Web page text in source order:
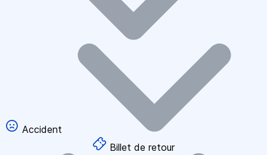
Accident
Billet de retour